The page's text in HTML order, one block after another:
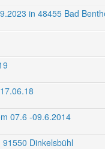
in 48455 Bad
07.6 -09.6.2014
Dinkelsbühl